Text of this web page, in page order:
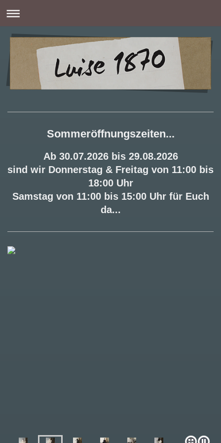
Sommeröffnungszeiten...
Ab 30.07.2026 bis 29.08.2026
sind wir Donnerstag & Freitag von 11:00 bis
18:00 Uhr
Samstag von 11:00 bis 15:00 Uhr für Euch
da...